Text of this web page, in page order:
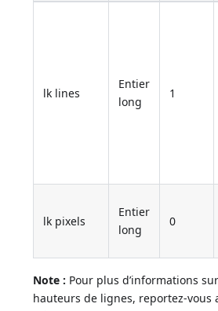
lk lines
Entier
long
1
lk pixels
Entier
long
0
Note : Pour plus d’informations
hauteurs de lignes, reportez-